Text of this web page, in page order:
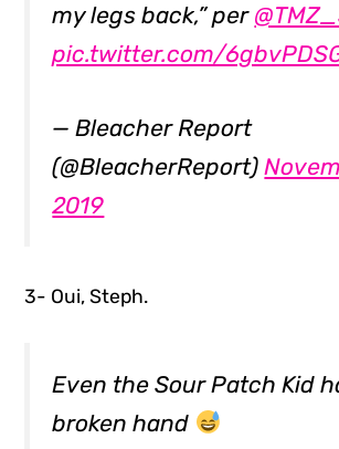
my legs back,” per
pic.twitter.com/
— Bleacher Report
(@BleacherReport)
2019
3- Oui, Steph.
Even the Sour Patch Kid
broken hand